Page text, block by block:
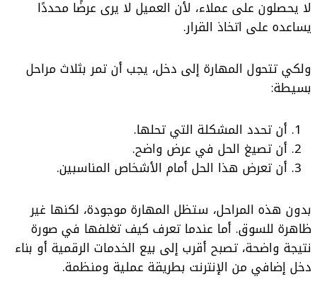
لا يحصلون على عملاء، لأن العميل لا يرى عرضًا محددًا
يساعده على اتخاذ القرار.
ولكي تتحول المهارة إلى دخل، يجب أن تمر بثلاث مراحل
بسيطة:
أن تحدد المشكلة التي تحلها.
أن تصيغ الحل في عرض واضح.
أن تعرض هذا الحل أمام الأشخاص المناسبين.
بدون هذه المراحل، ستظل المهارة موجودة، لكنها غير
ظاهرة للسوق. أما عندما تعرف كيف تغلفها في صورة
نتيجة واضحة، تصبح أقرب إلى بيع الخدمات الرقمية أو بناء
دخل إضافي من الإنترنت بطريقة عملية ومنظمة.